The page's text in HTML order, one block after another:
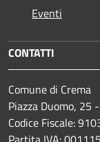
Eventi
CONTATTI
Comune di Crema
Piazza Duomo, 25
Codice Fiscale: